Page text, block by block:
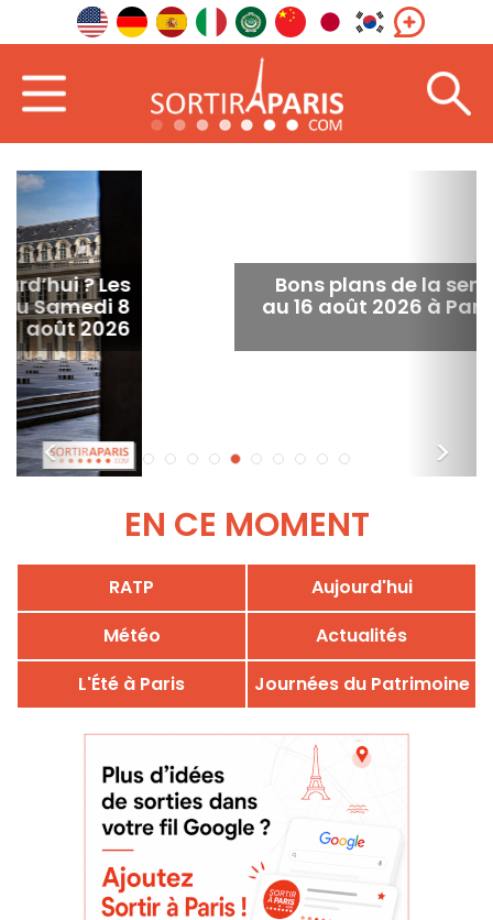
Bons plans de la semaine du 10
au 16 août 2026 à Paris et en Île-
<
>
EN CE MOMENT
RATP
Aujourd'hui
Météo
Actualités
L'Été à Paris
Journées du Patrimoine